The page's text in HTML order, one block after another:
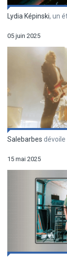
Lydia Képinski, un
05 juin 2025
Salebarbes dévoile
15 mai 2025